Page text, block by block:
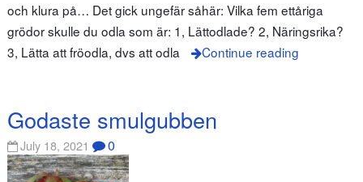
och klura på… Det gick ungefär såhär: Vilka fem ettåriga
grödor skulle du odla som är: 1, Lättodlade? 2, Näringsrika?
3, Lätta att fröodla, dvs att odla
Continue reading
Godaste smulgubben
July 18, 2021 0